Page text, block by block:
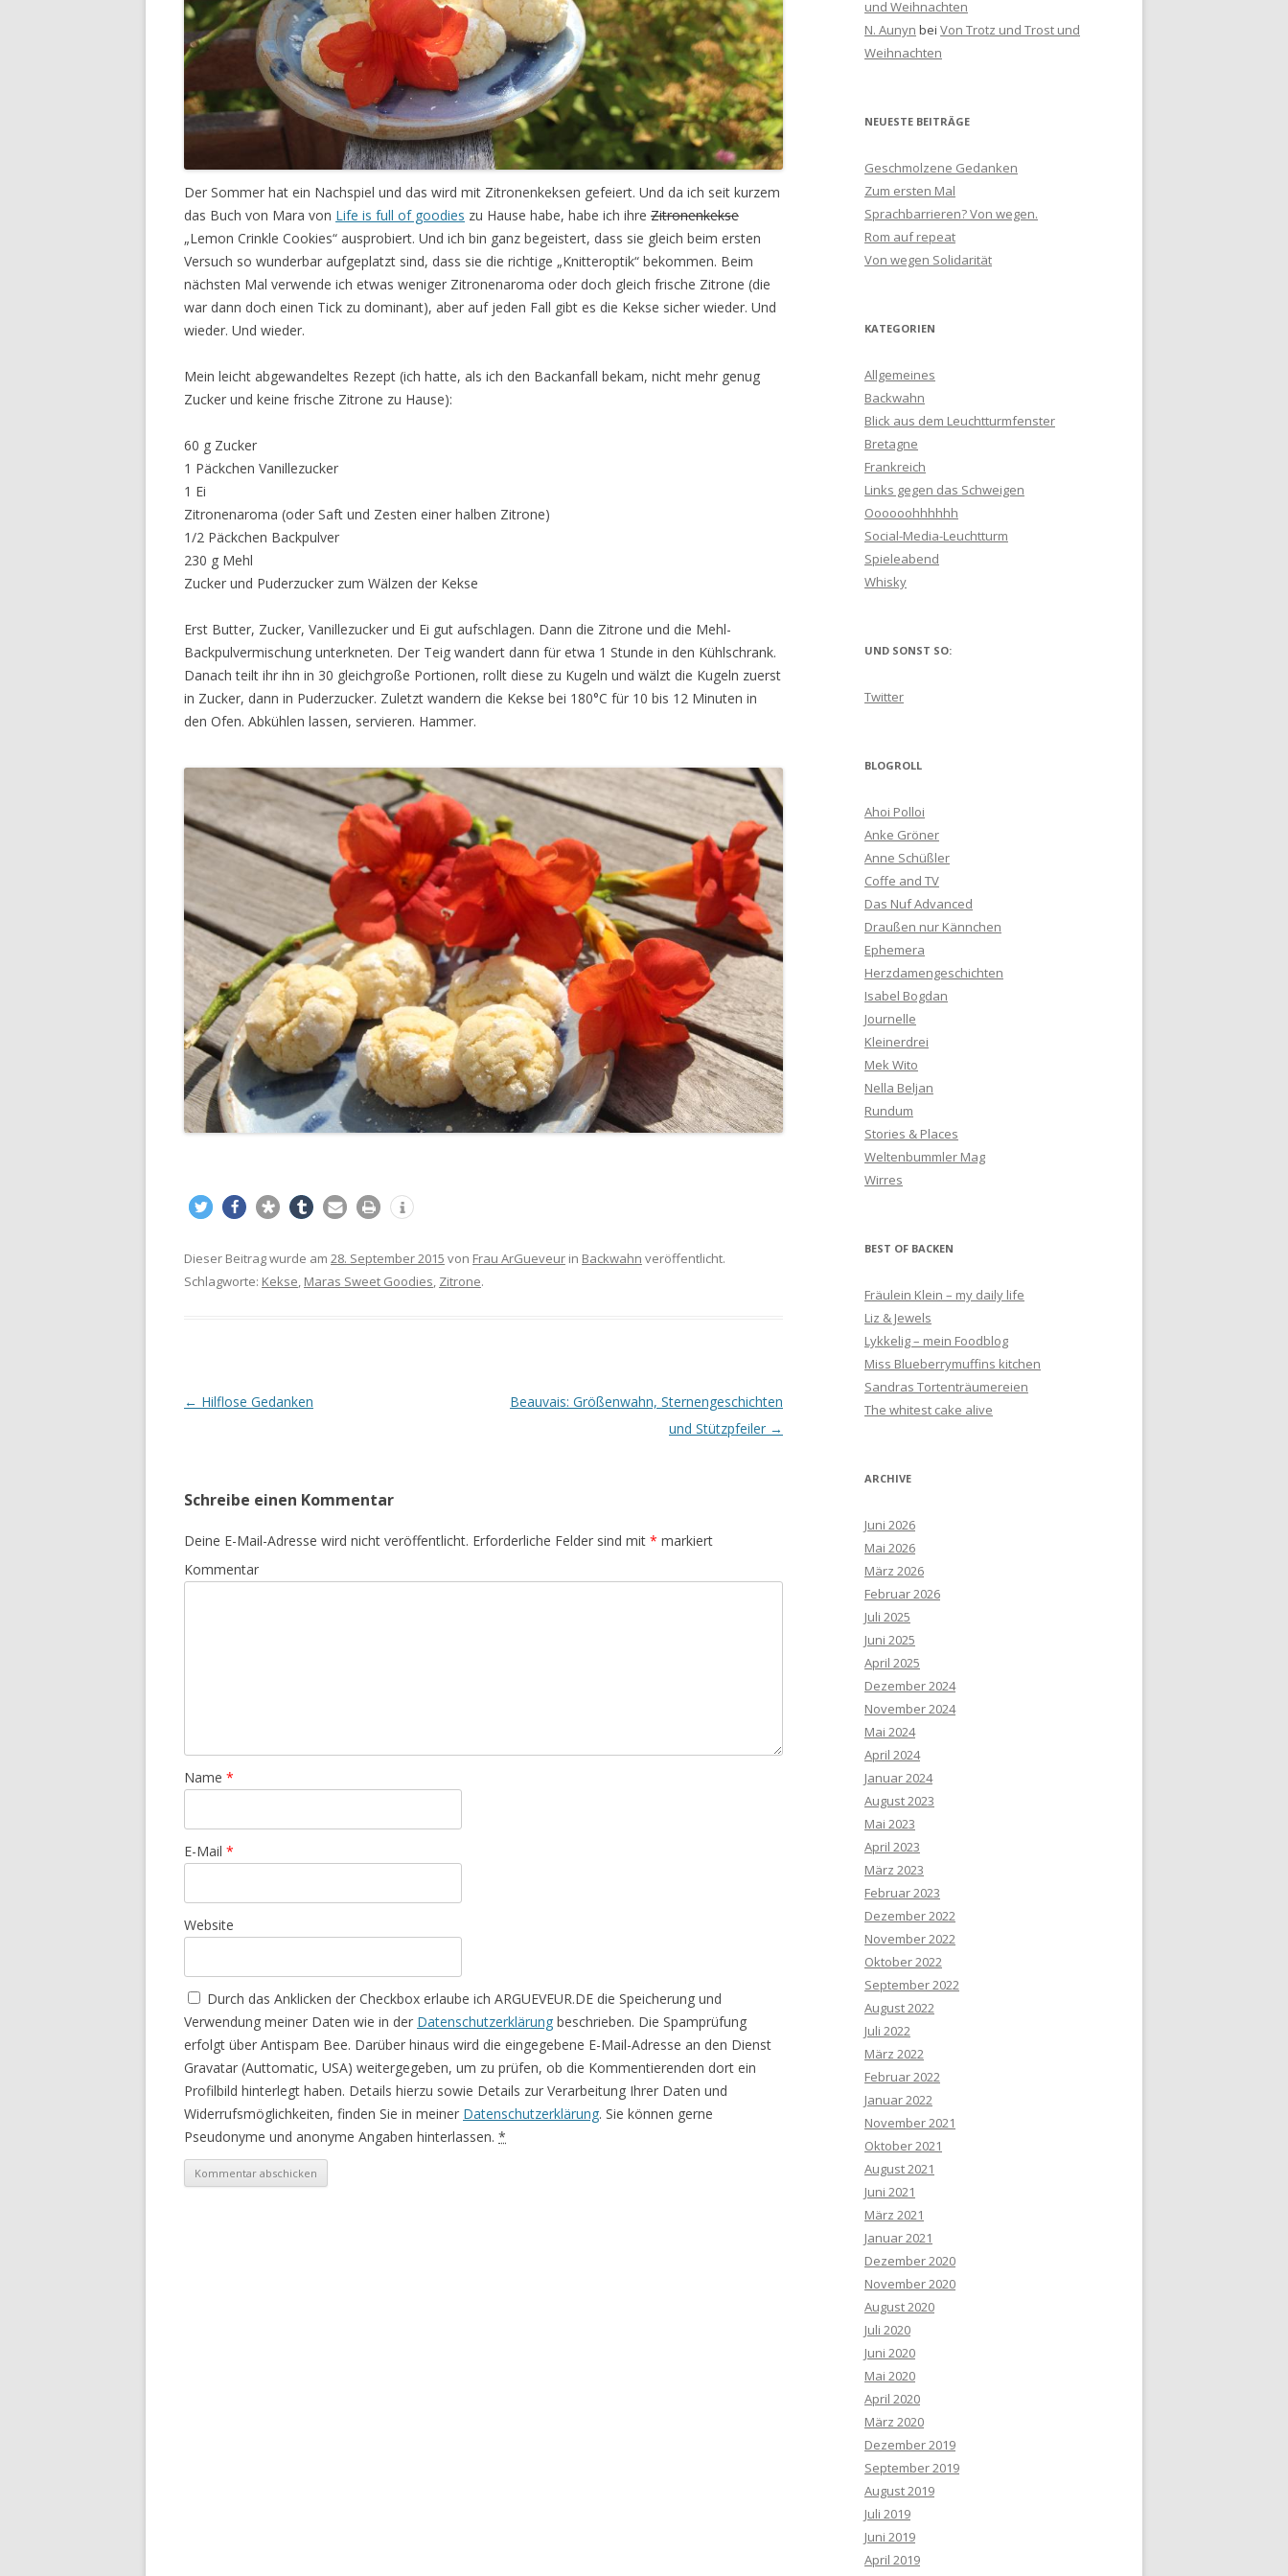
Der Sommer hat ein Nachspiel und das wird mit Zitronenkeksen gefeiert. Und da ich seit kurzem
das Buch von Mara von Life is full of goodies zu Hause habe, habe ich ihre Zitronenkekse
„Lemon Crinkle Cookies“ ausprobiert. Und ich bin ganz begeistert, dass sie gleich beim ersten
Versuch so wunderbar aufgeplatzt sind, dass sie die richtige „Knitteroptik“ bekommen. Beim
nächsten Mal verwende ich etwas weniger Zitronenaroma oder doch gleich frische Zitrone (die
war dann doch einen Tick zu dominant), aber auf jeden Fall gibt es die Kekse sicher wieder. Und
wieder. Und wieder.
Mein leicht abgewandeltes Rezept (ich hatte, als ich den Backanfall bekam, nicht mehr genug
Zucker und keine frische Zitrone zu Hause):
60 g Zucker
1 Päckchen Vanillezucker
1 Ei
Zitronenaroma (oder Saft und Zesten einer halben Zitrone)
1/2 Päckchen Backpulver
230 g Mehl
Zucker und Puderzucker zum Wälzen der Kekse
Erst Butter, Zucker, Vanillezucker und Ei gut aufschlagen. Dann die Zitrone und die Mehl-
Backpulvermischung unterkneten. Der Teig wandert dann für etwa 1 Stunde in den Kühlschrank.
Danach teilt ihr ihn in 30 gleichgroße Portionen, rollt diese zu Kugeln und wälzt die Kugeln zuerst
in Zucker, dann in Puderzucker. Zuletzt wandern die Kekse bei 180°C für 10 bis 12 Minuten in
den Ofen. Abkühlen lassen, servieren. Hammer.
Dieser Beitrag wurde am 28. September 2015 von Frau ArGueveur in Backwahn veröffentlicht.
Schlagworte: Kekse, Maras Sweet Goodies, Zitrone.
Beitrags-
← Hilflose Gedanken
Beauvais: Größenwahn, Sternengeschichten
und Stützpfeiler →
Schreibe einen Kommentar
Deine E-Mail-Adresse wird nicht veröffentlicht. Erforderliche Felder sind mit * markiert
Kommentar
Name *
E-Mail *
Website
Durch das Anklicken der Checkbox erlaube ich ARGUEVEUR.DE die Speicherung und
Verwendung meiner Daten wie in der Datenschutzerklärung beschrieben. Die Spamprüfung
erfolgt über Antispam Bee. Darüber hinaus wird die eingegebene E-Mail-Adresse an den Dienst
Gravatar (Auttomatic, USA) weitergegeben, um zu prüfen, ob die Kommentierenden dort ein
Profilbild hinterlegt haben. Details hierzu sowie Details zur Verarbeitung Ihrer Daten und
Widerrufsmöglichkeiten, finden Sie in meiner Datenschutzerklärung. Sie können gerne
Pseudonyme und anonyme Angaben hinterlassen. *
und Weihnachten
N. Aunyn bei Von Trotz und Trost und
Weihnachten
NEUESTE BEITRÄGE
Geschmolzene Gedanken
Zum ersten Mal
Sprachbarrieren? Von wegen.
Rom auf repeat
Von wegen Solidarität
KATEGORIEN
Allgemeines
Backwahn
Blick aus dem Leuchtturmfenster
Bretagne
Frankreich
Links gegen das Schweigen
Oooooohhhhhh
Social-Media-Leuchtturm
Spieleabend
Whisky
UND SONST SO:
Twitter
BLOGROLL
Ahoi Polloi
Anke Gröner
Anne Schüßler
Coffe and TV
Das Nuf Advanced
Draußen nur Kännchen
Ephemera
Herzdamengeschichten
Isabel Bogdan
Journelle
Kleinerdrei
Mek Wito
Nella Beljan
Rundum
Stories & Places
Weltenbummler Mag
Wirres
BEST OF BACKEN
Fräulein Klein – my daily life
Liz & Jewels
Lykkelig – mein Foodblog
Miss Blueberrymuffins kitchen
Sandras Tortenträumereien
The whitest cake alive
ARCHIVE
Juni 2026
Mai 2026
März 2026
Februar 2026
Juli 2025
Juni 2025
April 2025
Dezember 2024
November 2024
Mai 2024
April 2024
Januar 2024
August 2023
Mai 2023
April 2023
März 2023
Februar 2023
Dezember 2022
November 2022
Oktober 2022
September 2022
August 2022
Juli 2022
März 2022
Februar 2022
Januar 2022
November 2021
Oktober 2021
August 2021
Juni 2021
März 2021
Januar 2021
Dezember 2020
November 2020
August 2020
Juli 2020
Juni 2020
Mai 2020
April 2020
März 2020
Dezember 2019
September 2019
August 2019
Juli 2019
Juni 2019
April 2019